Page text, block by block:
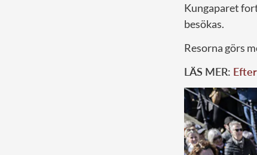
Kungaparet
besökas.
Resorna görs
LÄS MER: